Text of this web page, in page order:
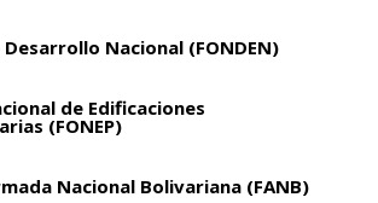
Nacional (FONDEN)
de Edificaciones
(FONEP)
Nacional Bolivariana (FANB)